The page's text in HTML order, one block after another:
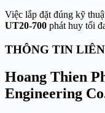
Việc lắp đặt đúng kỹ
UT20-700 phát huy tối
THÔNG TIN
Hoang Thien
Engineering